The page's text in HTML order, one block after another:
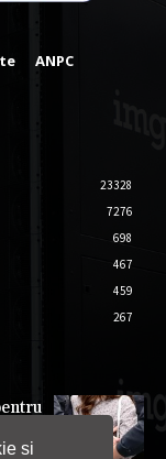
si
ANPC
23328
7276
698
467
459
267